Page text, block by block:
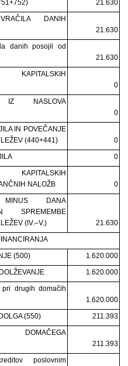
21.630
DANIH
21.630
danih posojil od
21.630
KAPITALSKIH
0
IZ NASLOVA
0
IN POVEČANJE
(440+441)
0
0
KAPITALSKIH
NALOŽB
0
MINUS DANA
SPREMEMBE
(IV.–V.)
21.630
(500)
1.620.000
1.620.000
pri drugih domačih
1.620.000
(550)
211.393
DOMAČEGA
211.393
poslovnim